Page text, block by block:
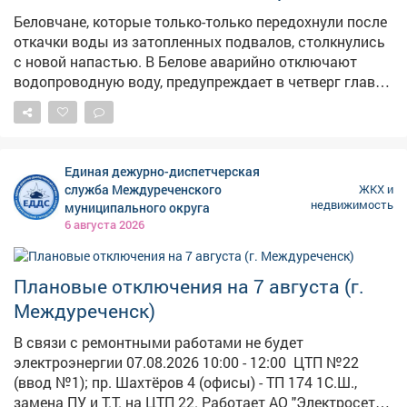
Беловчане, которые только-только передохнули после
откачки воды из затопленных подвалов, столкнулись
с новой напастью. В Белове аварийно отключают
водопроводную воду, предупреждает в четверг глава
города Сергей Алексеев. – Обнаружено снижение
давления в сети магистрального водопровода в
время будет прекращена подача холодной воды, –
сказал мэр. Воду экстренно перекроют
вНовомГородке, центральной части города,
посёлкеБабанаково, микрорайонеЧертинский.
Беловчан просят делать запасы воды. Заказать
подвоз автоцистерны можно по номеру 6-14-99.
Несколько дней назад сообщалось, что город на грани
истерики : под воду снова уходили дома и гаражи.
Власти срочно бросились откачивать воду насосами.
Единая дежурно-диспетчерская
служба Междуреченского
муниципального округа
6 августа 2026
ЖКХ и
недвижимость
Плановые отключения на 7 августа (г.
Междуреченск)
В связи с ремонтными работами не будет
электроэнергии 07.08.2026 10:00 - 12:00 ЦТП №22
(ввод №1); пр. Шахтёров 4 (офисы) - ТП 174 1С.Ш.,
замена ПУ и Т.Т. на ЦТП 22. Работает АО "Электросеть".